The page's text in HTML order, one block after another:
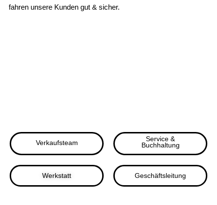
fahren unsere Kunden gut & sicher.
Verkaufsteam
Service &
Buchhaltung
Werkstatt Geschäftsleitung